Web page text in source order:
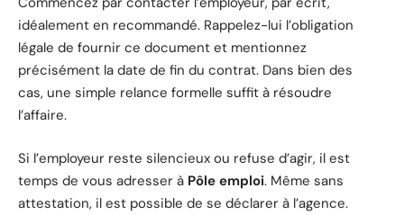
idéalement en recommandé. Rappelez-lui l’obligation
légale de fournir ce document et mentionnez
précisément la date de fin du contrat. Dans bien des
cas, une simple relance formelle suffit à résoudre
l’affaire.
Si l’employeur reste silencieux ou refuse d’agir, il est
temps de vous adresser à Pôle emploi. Même sans
attestation, il est possible de se déclarer à l’agence.